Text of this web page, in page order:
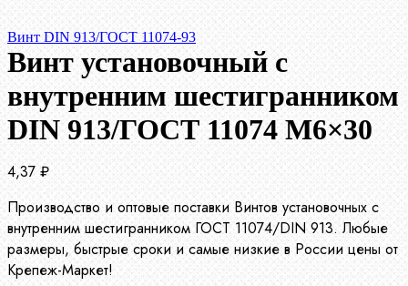
Винт DIN 913/ГОСТ 11074-93
Винт установочный с
внутренним шестигранником
DIN 913/ГОСТ 11074 М6×30
4,37 ₽
Производство и оптовые поставки Винтов установочных с
внутренним шестигранником ГОСТ 11074/DIN 913. Любые
размеры, быстрые сроки и самые низкие в России цены от
Крепеж-Маркет!